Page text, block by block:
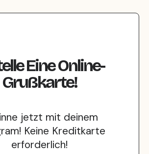
Eine Online-
Grußkarte!
jetzt mit deinem
Keine Kreditkarte
erforderlich!